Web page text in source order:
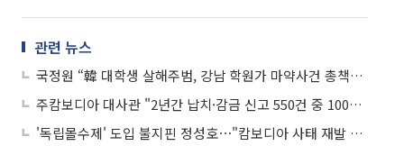
관련 뉴스
국정원 “韓 대학생 살해주범, 강남 학원가 마약사건 총책의 공범”
주캄보디아 대사관 "2년간 납치·감금 신고 550건 중 100건 미해결"
'독립몰수제' 도입 불지핀 정성호⋯"캄보디아 사태 재발 막아야"